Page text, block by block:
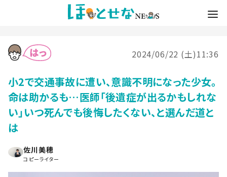
2024/06/22 (土)11:36
小2で交通事故に遭い、意識不明になった少女。
命は助かるも…医師「後遺症が出るかもしれな
い」いつ死んでも後悔したくない、と選んだ道と
は
佐川美穂
コピーライター